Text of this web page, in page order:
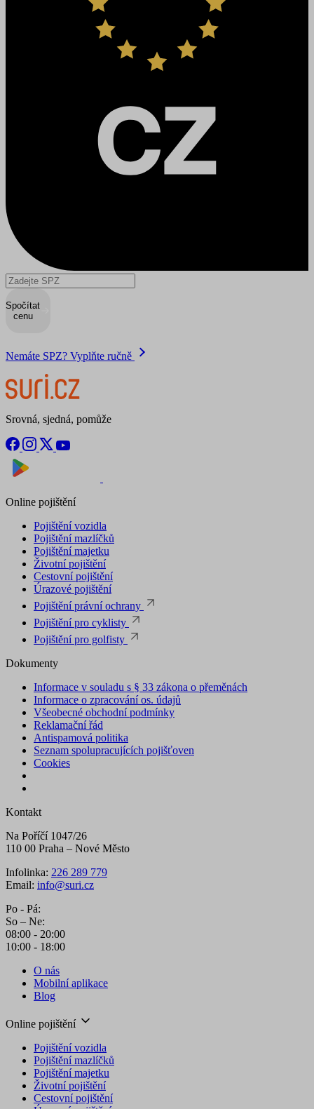
Spočítat
cenu
Nemáte SPZ? Vyplňte ručně
Srovná, sjedná, pomůže
Online pojištění
Pojištění vozidla
Pojištění mazlíčků
Pojištění majetku
Životní pojištění
Cestovní pojištění
Úrazové pojištění
Pojištění právní ochrany
Pojištění pro cyklisty
Pojištění pro golfisty
Dokumenty
Informace v souladu s § 33 zákona o přeměnách
Informace o zpracování os. údajů
Všeobecné obchodní podmínky
Reklamační řád
Antispamová politika
Seznam spolupracujících pojišťoven
Cookies
Kontakt
Na Poříčí 1047/26
110 00 Praha – Nové Město
Infolinka: 226 289 779
Email: info@suri.cz
Po - Pá:
So – Ne:
08:00 - 20:00
10:00 - 18:00
O nás
Mobilní aplikace
Blog
Online pojištění
Pojištění vozidla
Pojištění mazlíčků
Pojištění majetku
Životní pojištění
Cestovní pojištění